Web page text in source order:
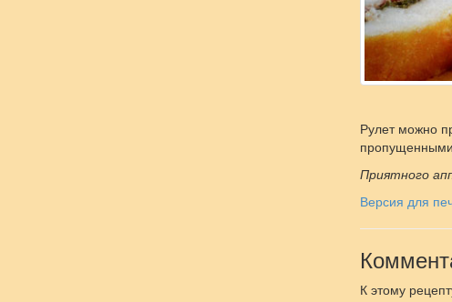
Рулет можно
Приятного
Версия для
К этому